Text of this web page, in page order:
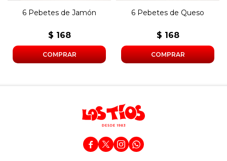
6 Pebetes de Jamón
$ 168
6 Pebetes de Queso
$ 168
   